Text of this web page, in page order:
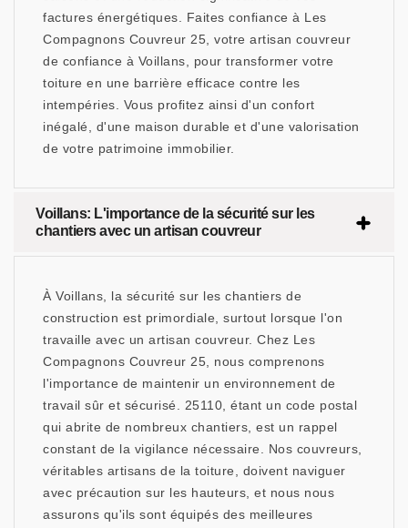
factures énergétiques. Faites confiance à Les
Compagnons Couvreur 25, votre artisan couvreur
de confiance à Voillans, pour transformer votre
toiture en une barrière efficace contre les
intempéries. Vous profitez ainsi d'un confort
inégalé, d'une maison durable et d'une valorisation
de votre patrimoine immobilier.
Voillans: L'importance de la sécurité sur les
chantiers avec un artisan couvreur
À Voillans, la sécurité sur les chantiers de
construction est primordiale, surtout lorsque l'on
travaille avec un artisan couvreur. Chez Les
Compagnons Couvreur 25, nous comprenons
l'importance de maintenir un environnement de
travail sûr et sécurisé. 25110, étant un code postal
qui abrite de nombreux chantiers, est un rappel
constant de la vigilance nécessaire. Nos couvreurs,
véritables artisans de la toiture, doivent naviguer
avec précaution sur les hauteurs, et nous nous
assurons qu'ils sont équipés des meilleures